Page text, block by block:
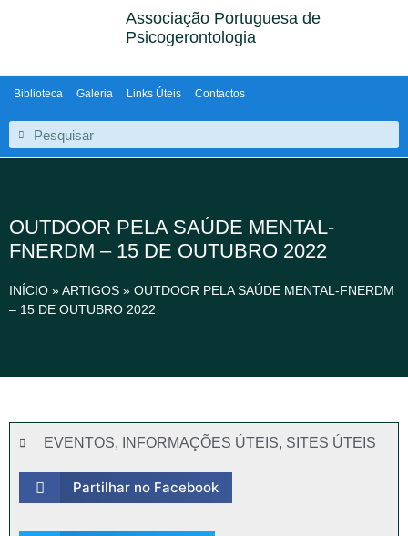
Associação Portuguesa de
Psicogerontologia
Biblioteca Galeria Links Úteis Contactos
OUTDOOR PELA SAÚDE MENTAL-
FNERDM – 15 DE OUTUBRO 2022
INÍCIO »ARTIGOS » OUTDOOR PELA SAÚDE MENTAL-FNERDM
– 15 DE OUTUBRO 2022
EVENTOS, INFORMAÇÕES ÚTEIS, SITES ÚTEIS
Partilhar no Facebook